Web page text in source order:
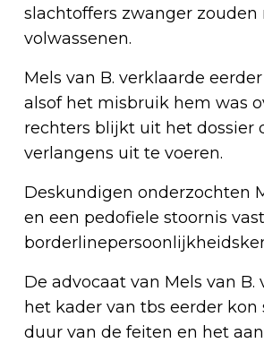
slachtoffers zwanger
volwassenen.
Mels van B. verklaarde
alsof het misbruik hem was
rechters blijkt uit het dossier
verlangens uit te voeren.
Deskundigen onderzochten
en een pedofiele stoornis
De advocaat van Mels van
het kader van tbs eerder
duur van de feiten en het